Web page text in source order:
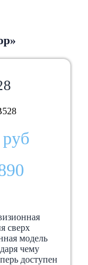
сверх
модель
чему
доступен